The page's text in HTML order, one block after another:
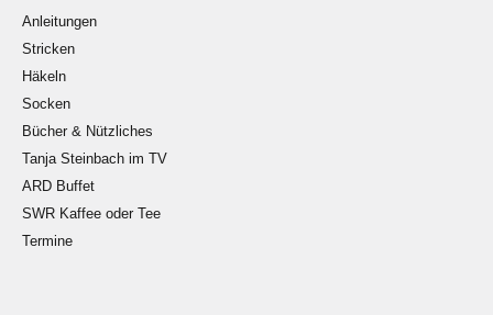
Anleitungen
Stricken
Häkeln
Socken
Bücher & Nützliches
Tanja Steinbach im TV
ARD Buffet
SWR Kaffee oder Tee
Termine